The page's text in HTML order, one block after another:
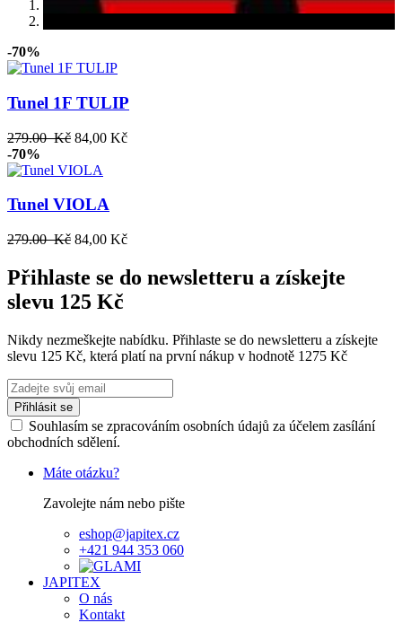
-70%
Tunel 1F TULIP
279.00 Kč 84,00 Kč
-70%
Tunel VIOLA
279.00 Kč 84,00 Kč
Přihlaste se do newsletteru a získejte
slevu 125 Kč
Nikdy nezmeškejte nabídku. Přihlaste se do newsletteru a získejte
slevu 125 Kč, která platí na první nákup v hodnotě 1275 Kč
Přihlásit se
Souhlasím se zpracováním osobních údajů za účelem zasílání
obchodních sdělení.
Máte otázku?
Zavolejte nám nebo pište
eshop@japitex.cz
+421 944 353 060
JAPITEX
O nás
Kontakt